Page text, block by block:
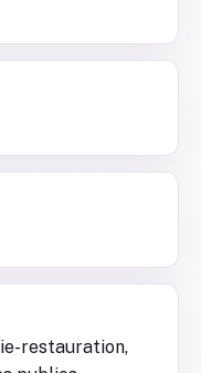
restauration,